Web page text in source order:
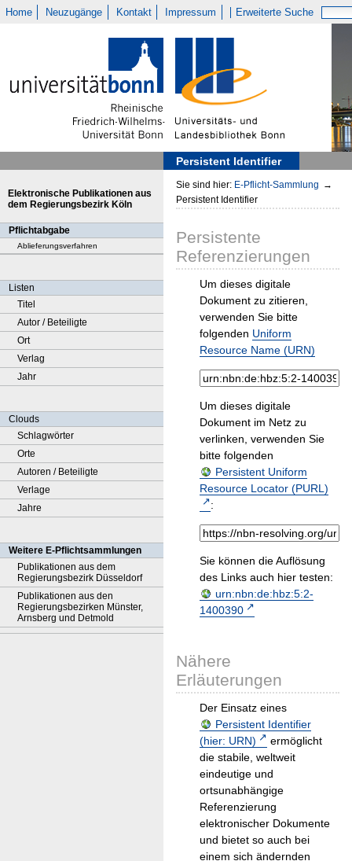
Home Neuzugänge Kontakt Impressum Erweiterte Suche
Persistent Identifier
Elektronische Publikationen aus
dem Regierungsbezirk Köln
Pflichtabgabe
Ablieferungsverfahren
Listen
Titel
Autor / Beteiligte
Ort
Verlag
Jahr
Clouds
Schlagwörter
Orte
Autoren / Beteiligte
Verlage
Jahre
Weitere E-Pflichtsammlungen
Publikationen aus dem
Regierungsbezirk Düsseldorf
Publikationen aus den
Regierungsbezirken Münster,
Arnsberg und Detmold
Sie sind hier: E-Pflicht-Sammlung →
Persistent Identifier
Persistente
Referenzierungen
Um dieses digitale
Dokument zu zitieren,
verwenden Sie bitte
folgenden Uniform
Resource Name (URN)
Um dieses digitale
Dokument im Netz zu
verlinken, verwenden Sie
bitte folgenden
Persistent Uniform
Resource Locator (PURL)
:
Sie können die Auflösung
des Links auch hier testen:
urn:nbn:de:hbz:5:2-
1400390
Nähere
Erläuterungen
Der Einsatz eines
Persistent Identifier
(hier: URN)
ermöglicht
die stabile, weltweit
eindeutige und
ortsunabhängige
Referenzierung
elektronischer Dokumente
und bietet so auch bei
einem sich ändernden